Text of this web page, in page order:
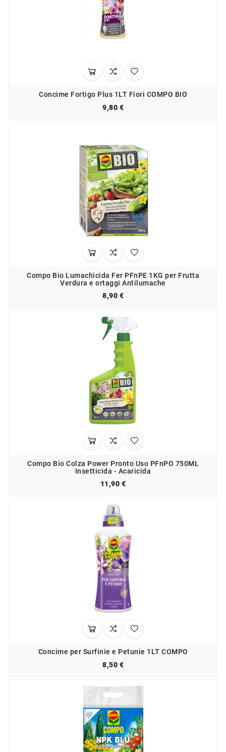
Concime Fortigo Plus 1LT Fiori COMPO BIO
9,80 €
Compo Bio Lumachicida Fer PFnPE 1KG per Frutta
Verdura e ortaggi Antilumache
8,90 €
Compo Bio Colza Power Pronto Uso PFnPO 750ML
Insetticida - Acaricida
11,90 €
Concime per Surfinie e Petunie 1LT COMPO
8,50 €